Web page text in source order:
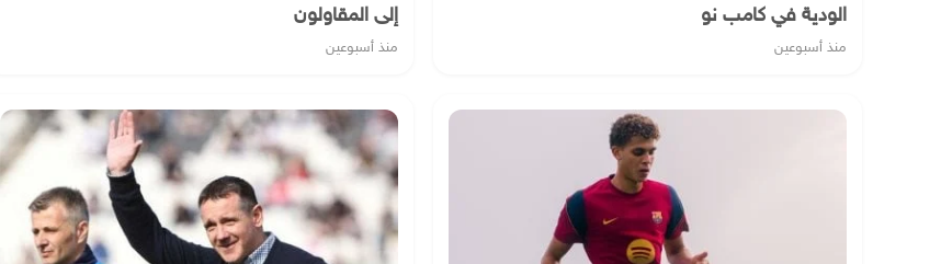
الودية في كامب نو
منذ أسبوعين
إلى المقاولون
منذ أسبوعين